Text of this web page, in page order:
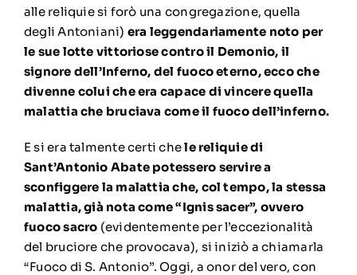
alle reliquie si forò una congregazione, quella
degli Antoniani) era leggendariamente noto per
le sue lotte vittoriose contro il Demonio, il
signore dell’Inferno, del fuoco eterno, ecco che
divenne colui che era capace di vincere quella
malattia che bruciava come il fuoco dell’inferno.
E si era talmente certi chele reliquie di
Sant’Antonio Abate potessero servire a
sconfiggere la malattia che, col tempo, la stessa
malattia, già nota come “Ignis sacer”, ovvero
fuoco sacro (evidentemente per l’eccezionalità
del bruciore che provocava), si iniziò a chiamarla
“Fuoco di S. Antonio”. Oggi, a onor del vero, con